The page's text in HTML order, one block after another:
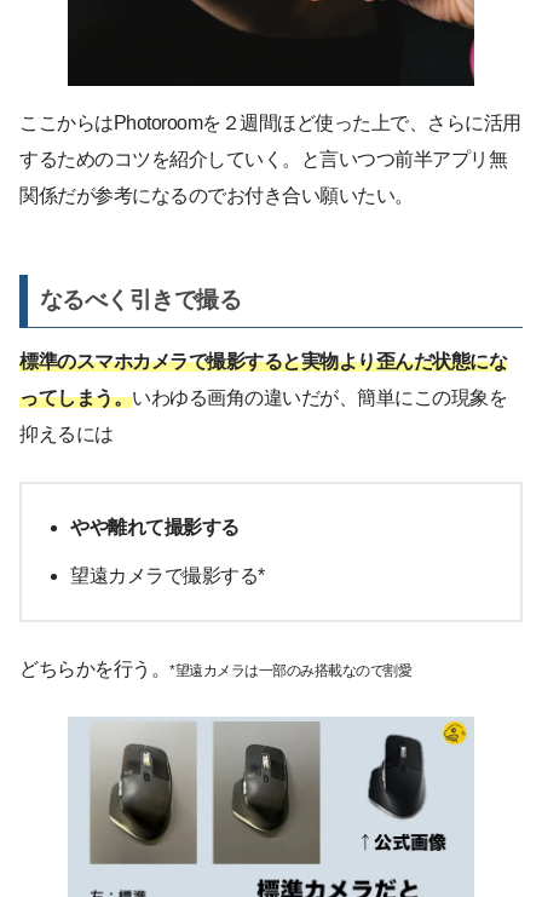
ここからはPhotoroomを２週間ほど使った上で、さらに活用
するためのコツを紹介していく。と言いつつ前半アプリ無
関係だが参考になるのでお付き合い願いたい。
なるべく引きで撮る
標準のスマホカメラで撮影すると実物より歪んだ状態にな
ってしまう。いわゆる画角の違いだが、簡単にこの現象を
抑えるには
やや離れて撮影する
望遠カメラで撮影する*
どちらかを行う。 *望遠カメラは一部のみ搭載なので割愛